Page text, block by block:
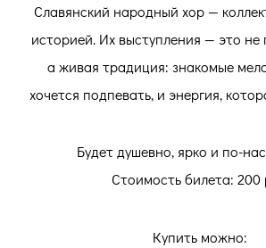
Славянский народный хор —
историей. Их выступления — это не
а живая традиция: знакомые
хочется подпевать, и энергия,
Будет душевно, ярко и по-
Стоимость билета: 200
Купить можно: